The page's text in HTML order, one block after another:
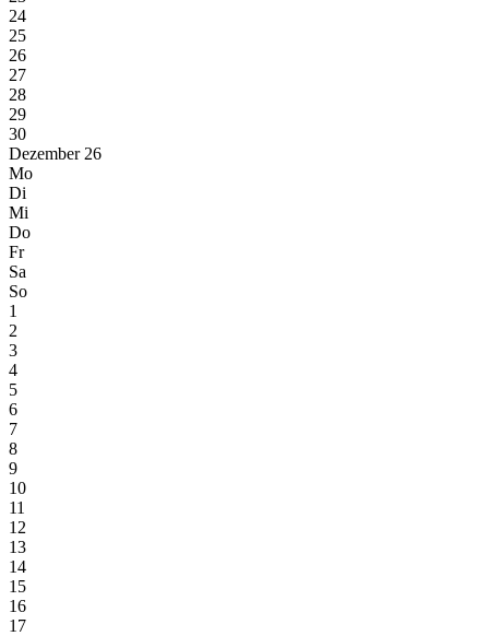
24
25
26
27
28
29
30
Dezember 26
Mo
Di
Mi
Do
Fr
Sa
So
1
2
3
4
5
6
7
8
9
10
11
12
13
14
15
16
17